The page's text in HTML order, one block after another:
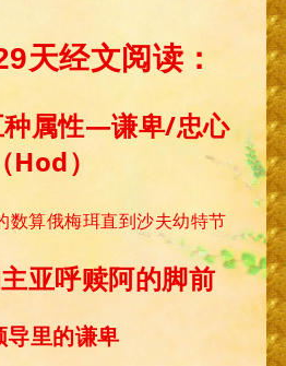
天经文阅读：
属性—谦卑/忠心
（Hod）
数算俄梅珥直到沙夫幼特节
亚呼赎阿的脚前
导里的谦卑